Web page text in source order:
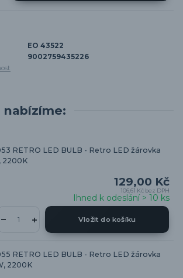
EO 43522
9002759435226
RETRO LED BULB - Retro LED žárovka
2200K
129,00 Kč
106,61 Kč bez DPH
Ihned k odeslání > 10 ks
Vložit do košíku
RETRO LED BULB - Retro LED žárovka
2200K